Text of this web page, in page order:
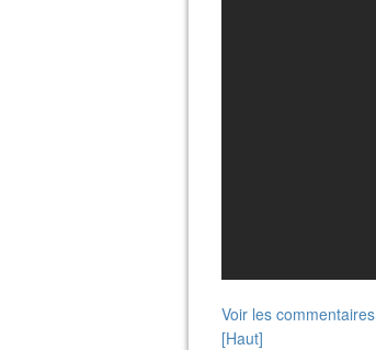
Voir les commentaires
[Haut]